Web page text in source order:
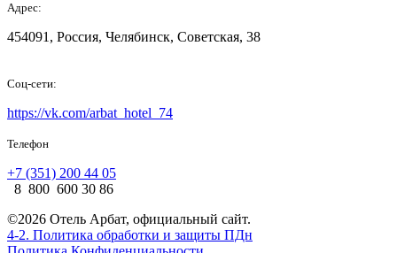
Адрес:
454091, Россия, Челябинск, Советская, 38
Соц-сети:
https://vk.com/arbat_hotel_74
Телефон
+7 (351) 200 44 05
8 800 600 30 86
©2026 Отель Арбат, официальный сайт.
4-2. Политика обработки и защиты ПДн